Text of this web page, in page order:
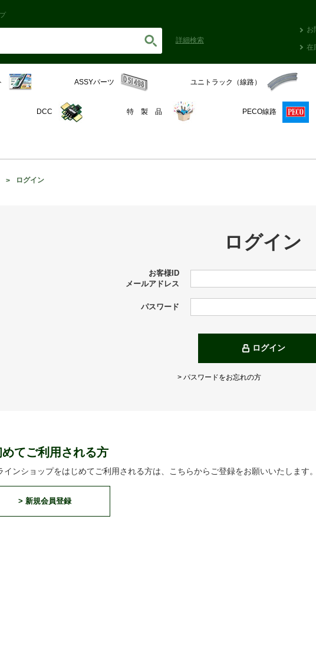
詳細検索
お
在
ASSYパーツ ユニトラック（線路）
DCC 特 製 品 PECO線路
ログイン
ログイン
お客様ID
メールアドレス
パスワード
ログイン
> パスワードをお忘れの方
めてご利用される方
インショップをはじめてご利用される方は、こちらからご登録をお願いいたします
> 新規会員登録